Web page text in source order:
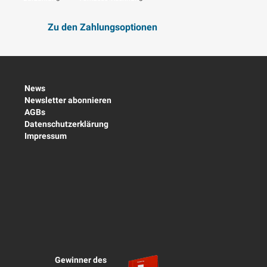
Zu den Zahlungsoptionen
News
Newsletter abonnieren
AGBs
Datenschutzerklärung
Impressum
Gewinner des